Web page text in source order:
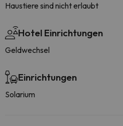
Haustiere sind nicht erlaubt
Hotel Einrichtungen
Geldwechsel
Einrichtungen
Solarium